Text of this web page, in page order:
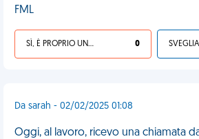
FML
SÌ, È PROPRIO UNA VDM! 0
Da sarah - 02/02/2025 01:08
Oggi, al lavoro, ricevo una chiamata